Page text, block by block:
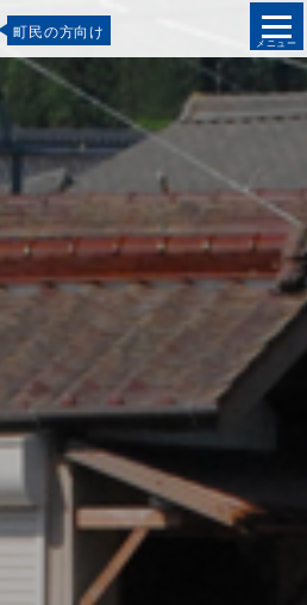
町民の方向け
メニュー